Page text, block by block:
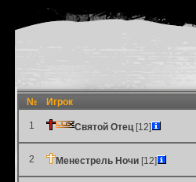
№ Игрок
1 Святой Отец[12]
2 Менестрель Ночи [12]